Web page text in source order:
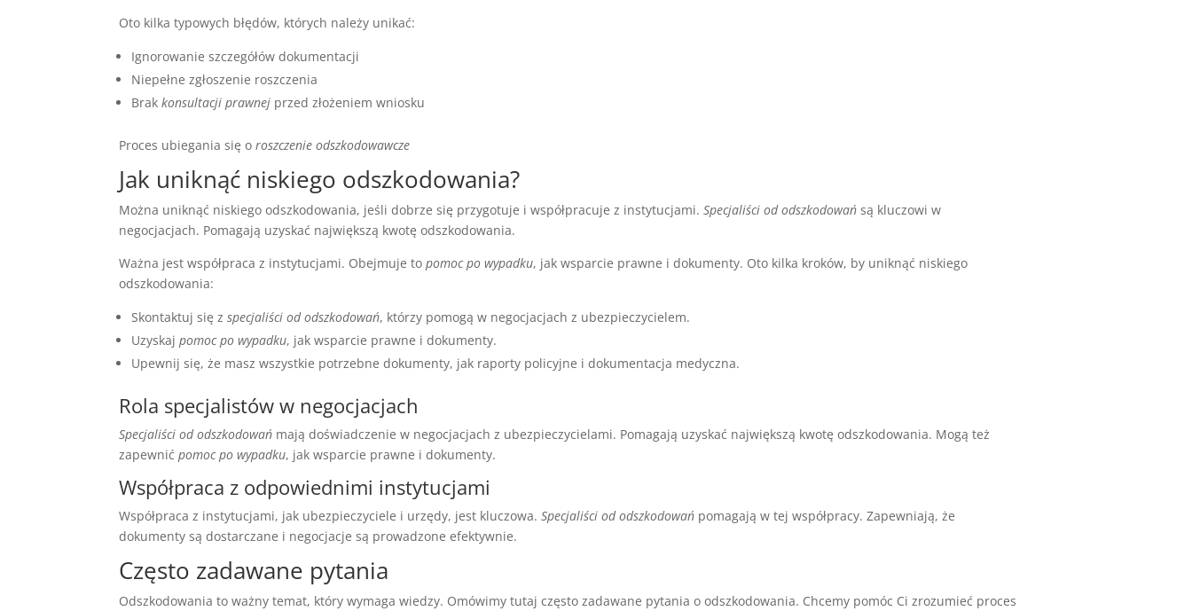
Oto kilka typowych błędów, których należy unikać:
Ignorowanie szczegółów dokumentacji
Niepełne zgłoszenie roszczenia
Brakkonsultacji prawnej przed złożeniem wniosku
Proces ubiegania się oroszczenie odszkodowawcze
Jak uniknąć niskiego odszkodowania?
Można uniknąć niskiego odszkodowania, jeśli dobrze się przygotuje i współpracuje z instytucjami.Specjaliści od odszkodowań są kluczowi w
negocjacjach. Pomagają uzyskać największą kwotę odszkodowania.
Ważna jest współpraca z instytucjami. Obejmuje topomoc po wypadku, jak wsparcie prawne i dokumenty. Oto kilka kroków, by uniknąć niskiego
odszkodowania:
Skontaktuj się zspecjaliści od odszkodowań, którzy pomogą w negocjacjach z ubezpieczycielem.
Uzyskajpomoc po wypadku, jak wsparcie prawne i dokumenty.
Upewnij się, że masz wszystkie potrzebne dokumenty, jak raporty policyjne i dokumentacja medyczna.
Rola specjalistów w negocjacjach
Specjaliści od odszkodowań mają doświadczenie w negocjacjach z ubezpieczycielami. Pomagają uzyskać największą kwotę odszkodowania. Mogą też
zapewnićpomoc po wypadku, jak wsparcie prawne i dokumenty.
Współpraca z odpowiednimi instytucjami
Współpraca z instytucjami, jak ubezpieczyciele i urzędy, jest kluczowa.Specjaliści od odszkodowań pomagają w tej współpracy. Zapewniają, że
dokumenty są dostarczane i negocjacje są prowadzone efektywnie.
Często zadawane pytania
Odszkodowania to ważny temat, który wymaga wiedzy. Omówimy tutaj często zadawane pytania o odszkodowania. Chcemy pomóc Ci zrozumieć proces